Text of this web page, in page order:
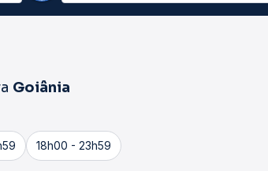
Goiânia
18h00 - 23h59